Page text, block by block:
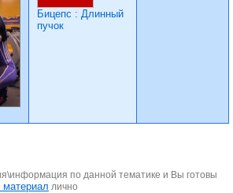
Бицепс : Длинный
пучок
по данной тематике и Вы готовы
материал лично